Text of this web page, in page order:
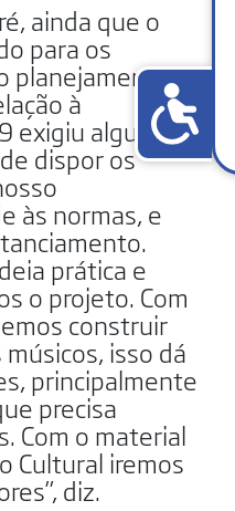
ainda que o
para os
planejamento
à
exigiu algumas
dispor os
às normas, e
prática e
o projeto. Com
construir
isso dá
principalmente
precisa
Com o material
Cultural iremos
diz.